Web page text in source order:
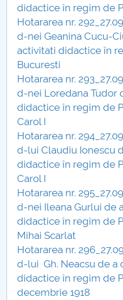
didactice în regim de
Hotararea nr.
d-nei Geanina Cucu-
activitati didactice în
Bucuresti
Hotararea nr.
d-nei Loredana Tudor
didactice în regim de
Carol I
Hotararea nr.
d-lui Claudiu Ionescu
didactice în regim de
Carol I
Hotararea nr.
d-nei Ileana Gurlui de
didactice în regim de
Mihai Scarlat
Hotararea nr.
d-lui Gh. Neacsu de a
didactice în regim de
decembrie 1918